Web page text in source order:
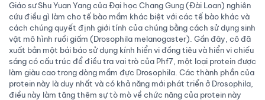
Giáo sư Shu Yuan Yang của Đại học Chang Gung (Đài Loan) nghiên
cứu điều gì làm cho tế bào mầm khác biệt với các tế bào khác và
cách chúng quyết định giới tính của chúng bằng cách sử dụng sinh
vật mô hình ruồi giấm (Drosophila melanogaster). Gần đây, cô đã
xuất bản một bái báo sử dụng kính hiển vi đồng tiêu và hiển vi chiếu
sáng có cấu trúc để điều tra vai trò của Phf7, một loại protein được
làm giàu cao trong dòng mầm đực Drosophila. Các thành phần của
protein này là duy nhất và có khả năng mới phát triển ở Drosophila,
điều này làm tăng thêm sự tò mò về chức năng của protein này